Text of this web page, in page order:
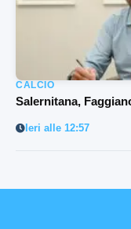
CALCIO
Salernitana,
Ieri alle 12:57